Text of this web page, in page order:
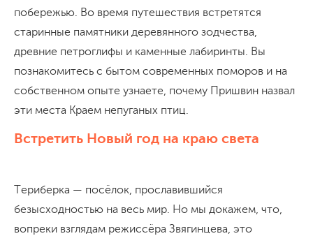
побережью. Во время путешествия встретятся
старинные памятники деревянного зодчества,
древние петроглифы и каменные лабиринты. Вы
познакомитесь с бытом современных поморов и на
собственном опыте узнаете, почему Пришвин назвал
эти места Краем непуганых птиц.
Встретить Новый год на краю света
Териберка — посёлок, прославившийся
безысходностью на весь мир. Но мы докажем, что,
вопреки взглядам режиссёра Звягинцева, это